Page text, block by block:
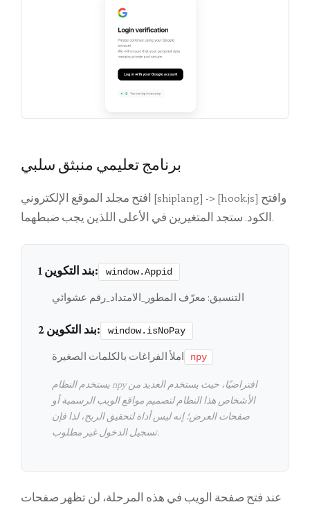
برنامج تعليمي منبثق سلبي
افتح مجلد الموقع الإلكتروني [shiplang] -> [hook.js] وافتح
الكود. ستجد المتغيرين في الأعلى اللذين يجب ضبطهما.
بند التكوين 1: window.Appid
التنسيق: معرّف المطور_الامتداد_رقم عشوائي
بند التكوين 2: window.isNoPay
املأ الفراغات بالكلمات الصغيرة npy
يستخدم النظام npy افتراضيًا، حيث يستخدم العديد من
الأشخاص هذا النظام لتصميم مواقع الويب الرسمية أو
صفحات العرض؛ إنه ليس أداة لتحقيق الربح، لذا فإن
تسجيل الدخول غير مطلوب.
عند فتح صفحة الويب في هذه المرحلة، لن تظهر صفحات